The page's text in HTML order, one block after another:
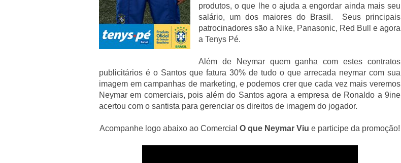
produtos, o que lhe o ajuda a engordar ainda mais seu
salário, um dos maiores do Brasil. Seus principais
patrocinadores são a Nike, Panasonic, Red Bull e agora
a Tenys Pé.
Além de Neymar quem ganha com estes contratos
publicitários é o Santos que fatura 30% de tudo o que arrecada neymar com sua
imagem em campanhas de marketing, e podemos crer que cada vez mais veremos
Neymar em comerciais, pois além do Santos agora a empresa de Ronaldo a 9ine
acertou com o santista para gerenciar os direitos de imagem do jogador.
Acompanhe logo abaixo ao Comercial O que Neymar Viu e participe da promoção!